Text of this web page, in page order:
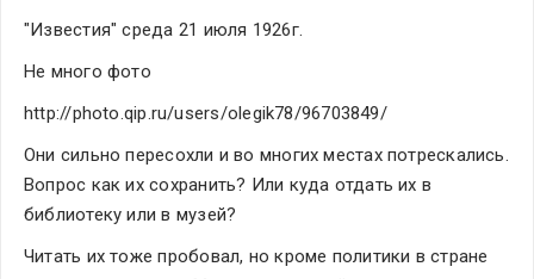
"Известия" среда 21 июля 1926г.
Не много фото
http://photo.qip.ru/users/olegik78/96703849/
Они сильно пересохли и во многих местах потрескались.
Вопрос как их сохранить? Или куда отдать их в
библиотеку или в музей?
Читать их тоже пробовал, но кроме политики в стране